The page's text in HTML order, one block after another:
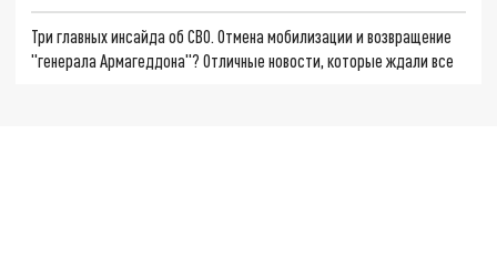
Три главных инсайда об СВО. Отмена мобилизации и возвращение
"генерала Армагеддона"? Отличные новости, которые ждали все